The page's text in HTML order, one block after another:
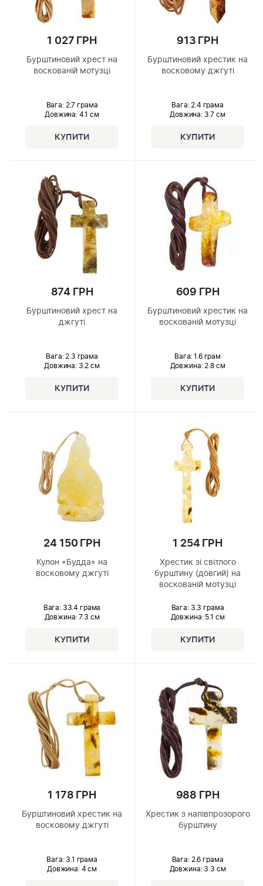
1 027 ГРН
Бурштиновий хрест на
воскованій мотузці
Вага: 2.7 грама
Довжина:4.1 см
913 ГРН
Бурштиновий хрестик на
восковому джгуті
Вага: 2.4 грама
Довжина:3.7 см
874 ГРН
Бурштиновий хрест на
джгуті
Вага: 2.3 грама
Довжина:3.2 см
609 ГРН
Бурштиновий хрестик на
воскованій мотузці
Вага: 1.6 грам
Довжина:2.8 см
24 150 ГРН
Кулон «Будда» на
восковому джгуті
Вага: 33.4 грама
Довжина:7.3 см
1 254 ГРН
Хрестик зі світлого
бурштину (довгий) на
воскованій мотузці
Вага: 3.3 грама
Довжина:5.1 см
1 178 ГРН
Бурштиновий хрестик на
восковому джгуті
Вага: 3.1 грама
Довжина:4 см
988 ГРН
Хрестик з напівпрозорого
бурштину
Вага: 2.6 грама
Довжина:3.3 см